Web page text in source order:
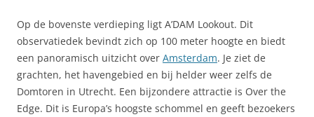
Op de bovenste verdieping ligt A’DAM Lookout. Dit
observatiedek bevindt zich op 100 meter hoogte en biedt
een panoramisch uitzicht over Amsterdam. Je ziet de
grachten, het havengebied en bij helder weer zelfs de
Domtoren in Utrecht. Een bijzondere attractie is Over the
Edge. Dit is Europa’s hoogste schommel en geeft bezoekers